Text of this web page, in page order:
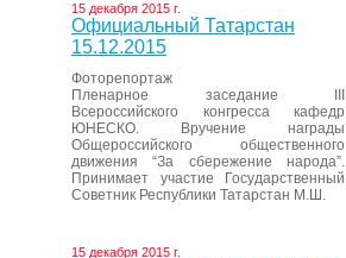
15 декабря 2015 г.
Официальный Татарстан
15.12.2015
Фоторепортаж
Пленарное заседание III
Всероссийского конгресса кафедр
ЮНЕСКО. Вручение награды
Общероссийского общественного
движения “За сбережение народа”.
Принимает участие Государственный
Советник Республики Татарстан М.Ш.
15 декабря 2015 г.